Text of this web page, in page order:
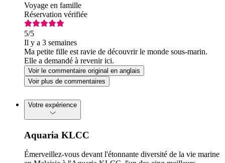
Voyage en famille
Réservation vérifiée
5/5
Il y a 3 semaines
Ma petite fille est ravie de découvrir le monde sous-marin.
Elle a demandé à revenir ici.
Voir le commentaire original en anglais
Voir plus de commentaires
Votre expérience
Aquaria KLCC
Émerveillez-vous devant l'étonnante diversité de la vie marine